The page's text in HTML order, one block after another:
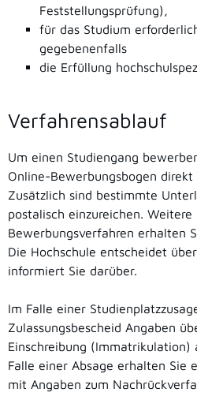
Feststellungsprüfung),
für das Studium
gegebenenfalls
die Erfüllung
Verfahrensablauf
Um einen Studiengang
Online-Bewerbungsbogen direkt
Zusätzlich sind bestimmte
postalisch einzureichen.
Bewerbungsverfahren erhalten
Die Hochschule entscheidet
informiert Sie darüber.
Im Falle einer
Zulassungsbescheid Angaben
Einschreibung (Immatrikulation)
Falle einer Absage erhalten Sie
mit Angaben zum